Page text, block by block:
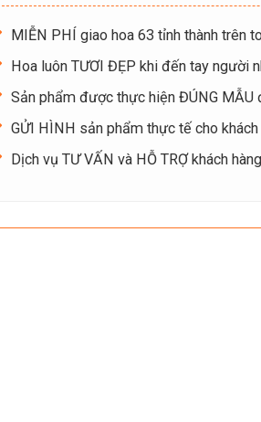
MIỄN PHÍ giao hoa 63 tỉnh thành trên
Hoa luôn TƯƠI ĐẸP khi đến tay người
Sản phẩm được thực hiện ĐÚNG MẪU
GỬI HÌNH sản phẩm thực tế cho khách
Dịch vụ TƯ VẤN và HỖ TRỢ khách